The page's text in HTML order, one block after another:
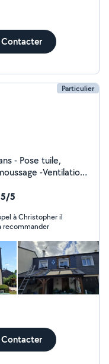
Contacter
Particulier
-Ventilation
)
5
à Christopher il
très réactif et professionnel à recommander
Contacter